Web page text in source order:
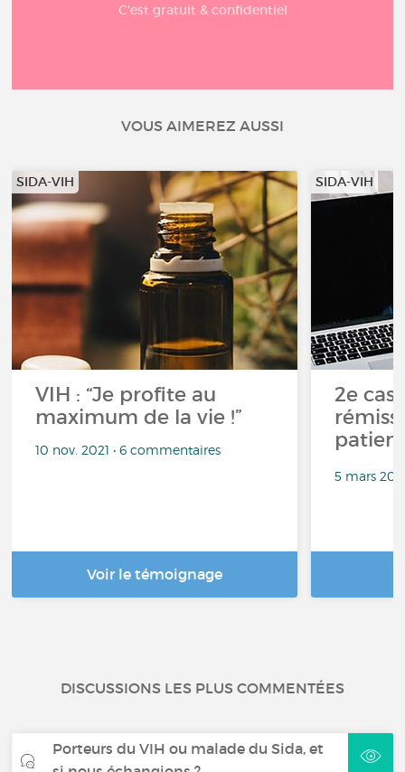
C'est gratuit & confidentiel
VOUS AIMEREZ AUSSI
SIDA-VIH
VIH : “Je profite au
maximum de la vie !”
10 nov. 2021 • 6 commentaires
Voir le témoignage
SIDA-VIH
2e
5 mars
DISCUSSIONS LES PLUS COMMENTÉES
Porteurs du VIH ou malade du Sida, et